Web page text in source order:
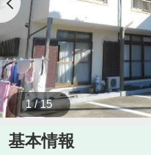
1 / 15
基本情報